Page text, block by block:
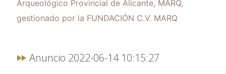
Arqueológico Provincial de Alicante, MARQ,
gestionado por la FUNDACIÓN C.V. MARQ
Anuncio 2022-06-14 10:15:27